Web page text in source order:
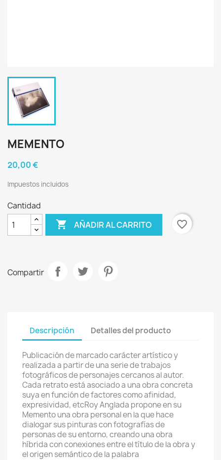
MEMENTO
20,00 €
Impuestos incluidos
Cantidad
 AÑADIR AL CARRITO favorite_border
Compartir
Descripción Detalles del producto
Publicación de marcado carácter artístico y
realizada a partir de una serie de trabajos
fotográficos de personajes cercanos al autor.
Cada retrato está asociado a una obra concreta
suya en función de factores como afinidad,
expresividad, etcRoy Anglada propone en su
Memento una obra personal en la que hace
dialogar sus pinturas con fotografías de
personas de su entorno, creando una obra
híbrida con conexiones entre el título de la obra y
el origen semántico de la palabra